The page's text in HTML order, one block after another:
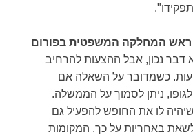
ראש המחלקה המשפטית בפורום
דבר נכון, אבל ההצעות להרחיב
כשמדובר על השאלה אם
לגופו, ניתן לסמוך על הממשלה.
לו את החופש להפעיל גם
ולשאת באחריות על כך. המקומות